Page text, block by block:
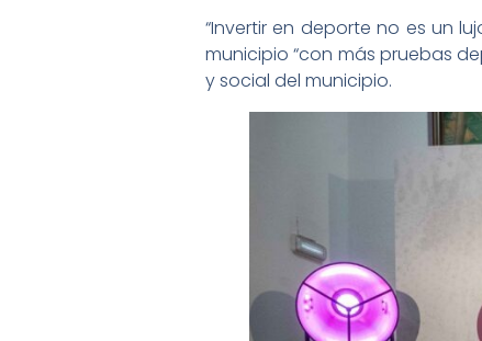
“Invertir en deporte no es un
municipio “con más pruebas
y social del municipio.